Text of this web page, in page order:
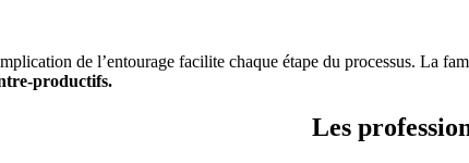
de l’entourage facilite chaque étape du processus. La
productifs.
Les